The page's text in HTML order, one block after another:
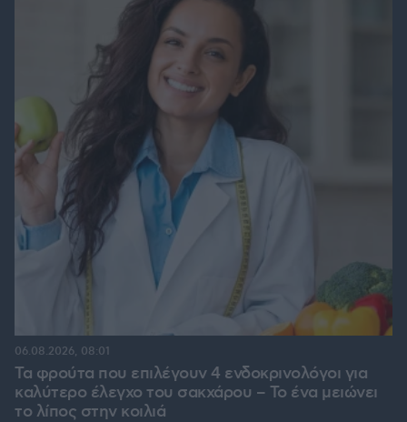
Τα φρούτα που επιλέγουν 4 ενδοκρινολόγοι για
καλύτερο έλεγχο του σακχάρου – Το ένα μειώνει
το λίπος στην κοιλιά
06.08.2026, 08:01